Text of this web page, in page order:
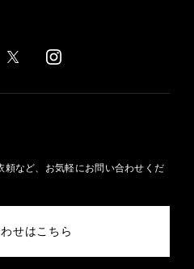
頼など、お気軽にお問い合わせくだ
せはこちら